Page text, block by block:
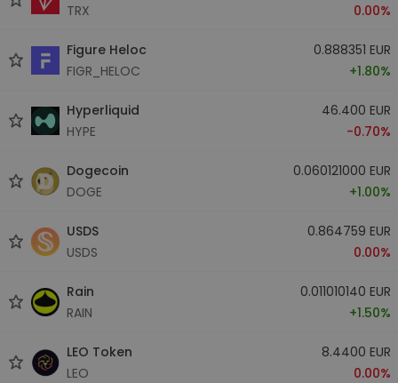
TRX
0.00%
Figure Heloc
FIGR_HELOC
0.888351 EUR
+1.80%
Hyperliquid
HYPE
46.400 EUR
-0.70%
Dogecoin
DOGE
0.060121000 EUR
+1.00%
USDS
USDS
0.864759 EUR
0.00%
Rain
RAIN
0.011010140 EUR
+1.50%
LEO Token
LEO
8.4400 EUR
0.00%